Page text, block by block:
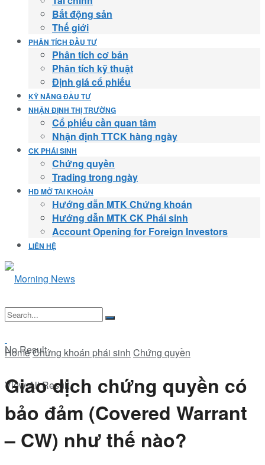
Bất động sản
Thế giới
PHÂN TÍCH ĐẦU TƯ
Phân tích cơ bản
Phân tích kỹ thuật
Định giá cổ phiếu
KỸ NĂNG ĐẦU TƯ
NHẬN ĐỊNH THỊ TRƯỜNG
Cổ phiếu cần quan tâm
Nhận định TTCK hàng ngày
CK PHÁI SINH
Chứng quyền
Trading trong ngày
HD MỞ TÀI KHOẢN
Hướng dẫn MTK Chứng khoán
Hướng dẫn MTK CK Phái sinh
Account Opening for Foreign Investors
LIÊN HỆ
No Result
View All Result
HomeChứng khoán phái sinh Chứng quyền
Giao dịch chứng quyền có
bảo đảm (Covered Warrant
– CW) như thế nào?